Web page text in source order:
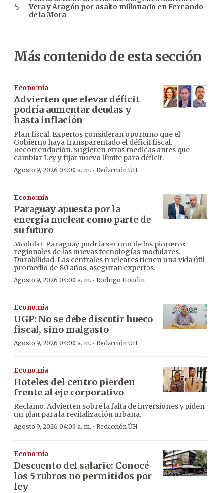
Vera y Aragón por asalto millonario en Fernando
de la Mora
Más contenido de esta sección
Economía
Advierten que elevar déficit
podría aumentar deudas y
hasta inflación
Plan fiscal. Expertos consideran oportuno que el
Gobierno haya transparentado el déficit fiscal.
Recomendación. Sugieren otras medidas antes que
cambiar Ley y fijar nuevo límite para déficit.
Agosto 9, 2026 04:00 a. m. · Redacción ÚH
Economía
Paraguay apuesta por la
energía nuclear como parte de
su futuro
Modular. Paraguay podría ser uno de los pioneros
regionales de las nuevas tecnologías modulares.
Durabilidad. Las centrales nucleares tienen una vida útil
promedio de 80 años, aseguran expertos.
Agosto 9, 2026 04:00 a. m. · Rodrigo Houdin
Economía
UGP: No se debe discutir hueco
fiscal, sino malgasto
Agosto 9, 2026 04:00 a. m. · Redacción ÚH
Economía
Hoteles del centro pierden
frente al eje corporativo
Reclamo. Advierten sobre la falta de inversiones y piden
un plan para la revitalización urbana.
Agosto 9, 2026 04:00 a. m. · Redacción ÚH
Economía
Descuento del salario: Conocé
los 5 rubros no permitidos por
ley